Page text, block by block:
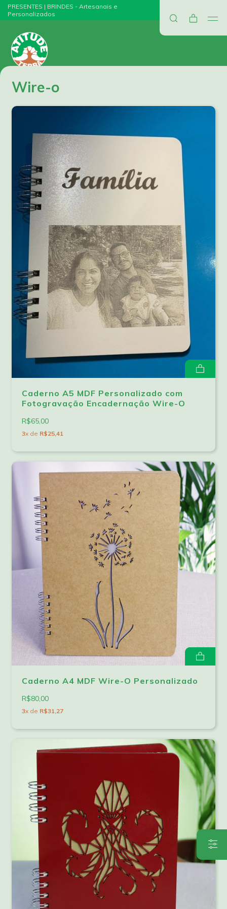
PRESENTES | BRINDES - Artesanais e
Personalizados
Wire-o
Caderno A5 MDF Personalizado com
Fotogravação Encadernação Wire-O
R$65,00
3x de R$25,41
Caderno A4 MDF Wire-O Personalizado
R$80,00
3x de R$31,27